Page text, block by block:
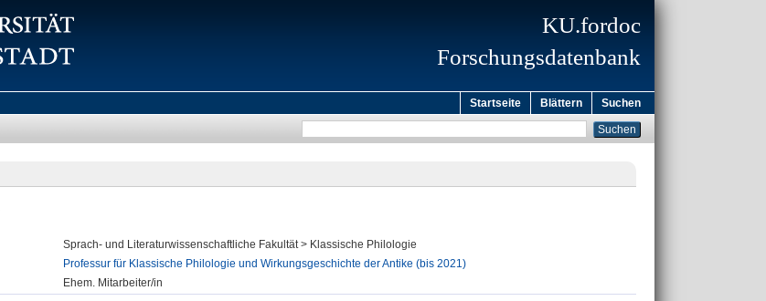
KU.fordoc
Forschungsdatenbank
Startseite Blättern Suchen
Sprach- und Literaturwissenschaftliche Fakultät > Klassische Philologie
Professur für Klassische Philologie und Wirkungsgeschichte der Antike (bis 2021)
Ehem. Mitarbeiter/in